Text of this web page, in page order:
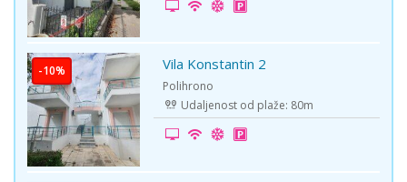
Vila Konstantin 2
Polihrono
Udaljenost od plaže: 80m